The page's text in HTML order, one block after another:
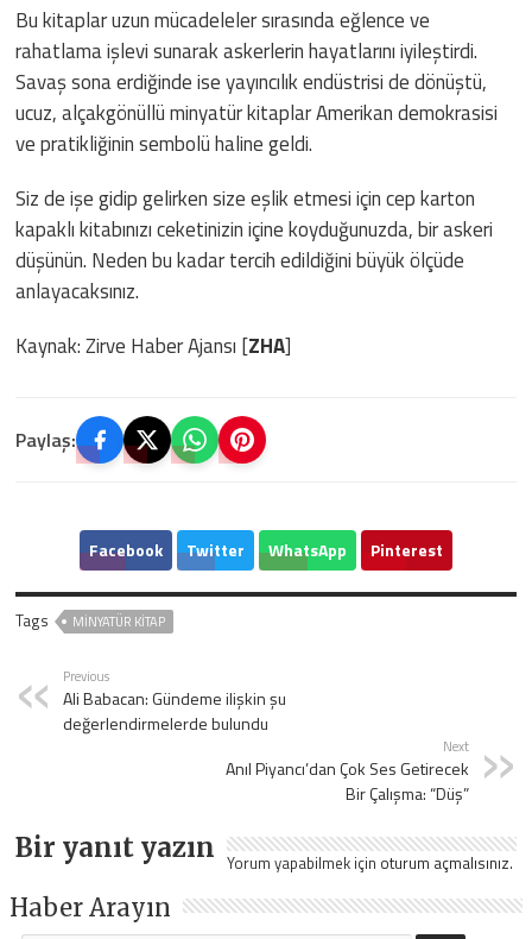
Bu kitaplar uzun mücadeleler sırasında eğlence ve
rahatlama işlevi sunarak askerlerin hayatlarını iyileştirdi.
Savaş sona erdiğinde ise yayıncılık endüstrisi de dönüştü,
ucuz, alçakgönüllü minyatür kitaplar Amerikan demokrasisi
ve pratikliğinin sembolü haline geldi.
Siz de işe gidip gelirken size eşlik etmesi için cep karton
kapaklı kitabınızı ceketinizin içine koyduğunuzda, bir askeri
düşünün. Neden bu kadar tercih edildiğini büyük ölçüde
anlayacaksınız.
Kaynak: Zirve Haber Ajansı [ZHA]
Paylaş:
Facebook Twitter WhatsApp Pinterest
Tags MINYATÜR KITAP
Previous
Ali Babacan: Gündeme ilişkin şu
değerlendirmelerde bulundu
Next
Anıl Piyancı’dan Çok Ses Getirecek
Bir Çalışma: “Düş”
Bir yanıt yazın Yorum yapabilmek için oturum açmalısınız.
Haber Arayın